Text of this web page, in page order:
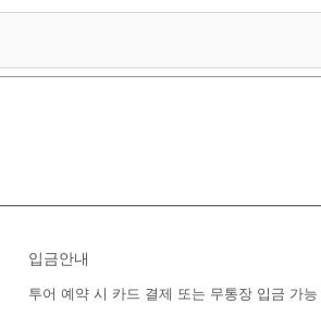
입금안내
투어 예약 시 카드 결제 또는 무통장 입금 가능